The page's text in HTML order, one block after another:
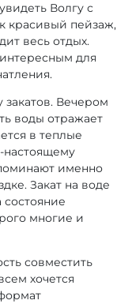
Волгу с
красивый пейзаж,
весь отдых.
для
закатов. Вечером
воды отражает
в теплые
настоящему
именно
Закат на воде
многие и
совместить
хочется